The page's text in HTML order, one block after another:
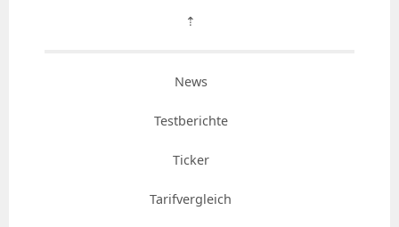
⇡
News
Testberichte
Ticker
Tarifvergleich